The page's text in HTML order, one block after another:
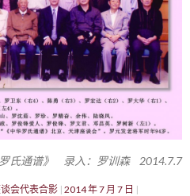
氏通谱》 录入：罗训森 2014.7.7
会代表合影 2014 年 7 月 7 日